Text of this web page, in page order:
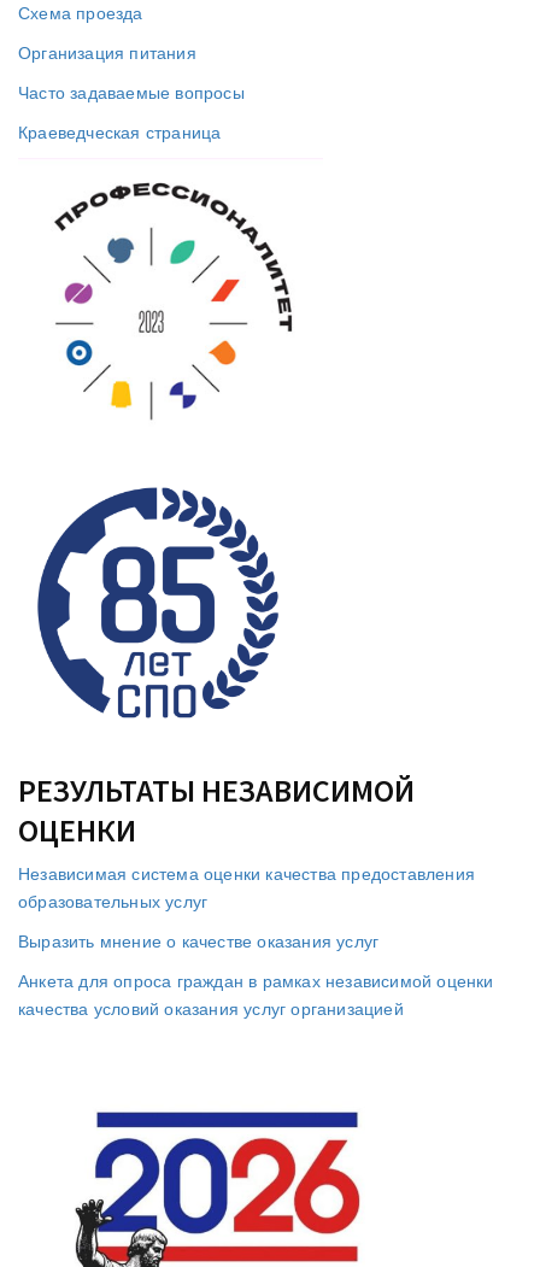
Схема проезда
Организация питания
Часто задаваемые вопросы
Краеведческая страница
РЕЗУЛЬТАТЫ НЕЗАВИСИМОЙ
ОЦЕНКИ
Независимая система оценки качества предоставления
образовательных услуг
Выразить мнение о качестве оказания услуг
Анкета для опроса граждан в рамках независимой оценки
качества условий оказания услуг организацией